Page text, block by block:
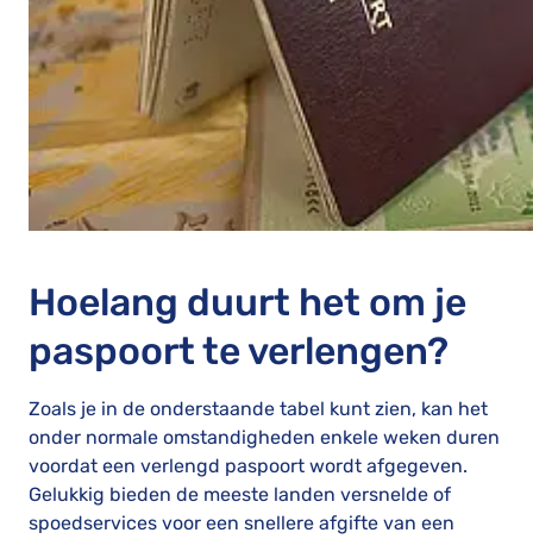
Hoelang duurt het om je
paspoort te verlengen?
Zoals je in de onderstaande tabel kunt zien, kan het
onder normale omstandigheden enkele weken duren
voordat een verlengd paspoort wordt afgegeven.
Gelukkig bieden de meeste landen versnelde of
spoedservices voor een snellere afgifte van een